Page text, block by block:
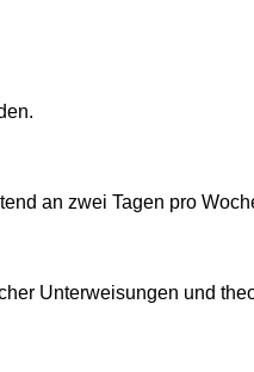
an zwei Tagen pro
Unterweisungen und